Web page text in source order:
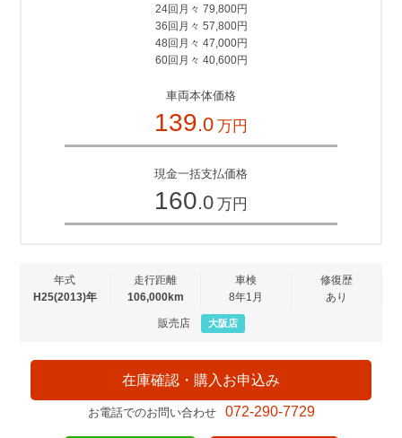
24回月々 79,800円
36回月々 57,800円
48回月々 47,000円
60回月々 40,600円
車両本体価格
139.0 万円
現金一括支払価格
160.0 万円
年式
H25(2013)年
走行距離
106,000km
車検
8年1月
修復歴
あり
販売店 大阪店
在庫確認・購入お申込み
お電話でのお問い合わせ 072-290-7729